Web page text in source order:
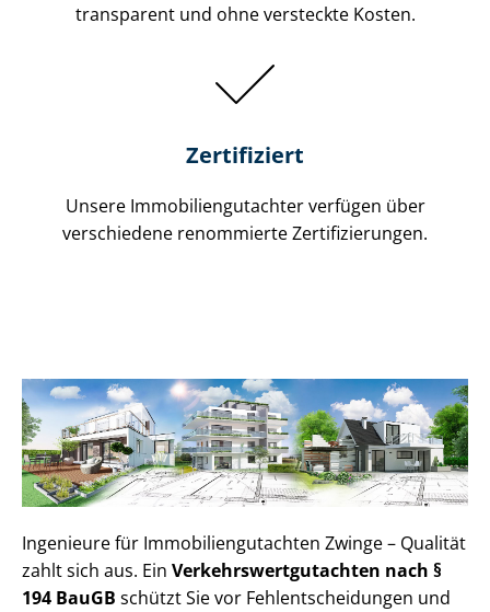
transparent und ohne versteckte Kosten.
Zertifiziert
Unsere Immobilien­gutachter verfügen über
verschiedene renommierte Zer­ti­fi­zie­run­gen.
Ingenieure für Im­mo­bi­li­en­gut­ach­ten Zwinge – Qualität
zahlt sich aus. Ein Ver­kehrs­wert­gut­ach­ten nach §
194 BauGB schützt Sie vor Fehl­ent­schei­dun­gen und